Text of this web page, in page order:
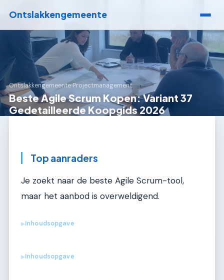
Ontslakkengemeente
Ontslakkengemeente›Projectmanagement
Beste Agile Scrum Kopen: Variant 37
Gedetailleerde Koopgids 2026
Top aanraders
Je zoekt naar de beste Agile Scrum-tool,
maar het aanbod is overweldigend.
▶Inhoudsopgave
▶Inhoudsopgave